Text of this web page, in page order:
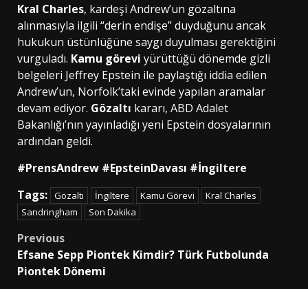
Kral Charles, kardeşi Andrew’un gözaltına
alınmasıyla ilgili “derin endişe” duyduğunu ancak
hukukun üstünlüğüne saygı duyulması gerektiğini
vurguladı. Kamu görevi yürüttüğü dönemde gizli
belgeleri Jeffrey Epstein ile paylaştığı iddia edilen
Andrew’un, Norfolk’taki evinde yapılan aramalar
devam ediyor. Gözaltı kararı, ABD Adalet
Bakanlığı’nın yayınladığı yeni Epstein dosyalarının
ardından geldi.
#PrensAndrew #EpsteinDavası #İngiltere
Tags: Gözaltı İngiltere Kamu Görevi
Kral Charles
Sandringham
Son Dakika
Post
navigation
Previous
Efsane Sepp Piontek Kimdir? Türk Futbolunda
Piontek Dönemi